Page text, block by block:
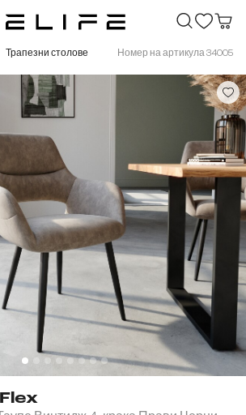
съдържание
Трапезни столове Номер на артикула 34005
с изображения